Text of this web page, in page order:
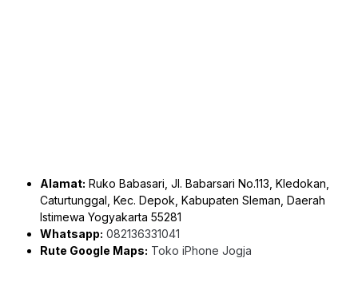
Alamat: Ruko Babasari, Jl. Babarsari No.113, Kledokan,
Caturtunggal, Kec. Depok, Kabupaten Sleman, Daerah
Istimewa Yogyakarta 55281
Whatsapp: 082136331041
Rute Google Maps: Toko iPhone Jogja